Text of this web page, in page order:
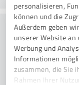
personalisieren,
können und die
Außerdem geben
unserer Website an
Werbung und
Informationen
zusammen, die Sie
Rahmen Ihrer